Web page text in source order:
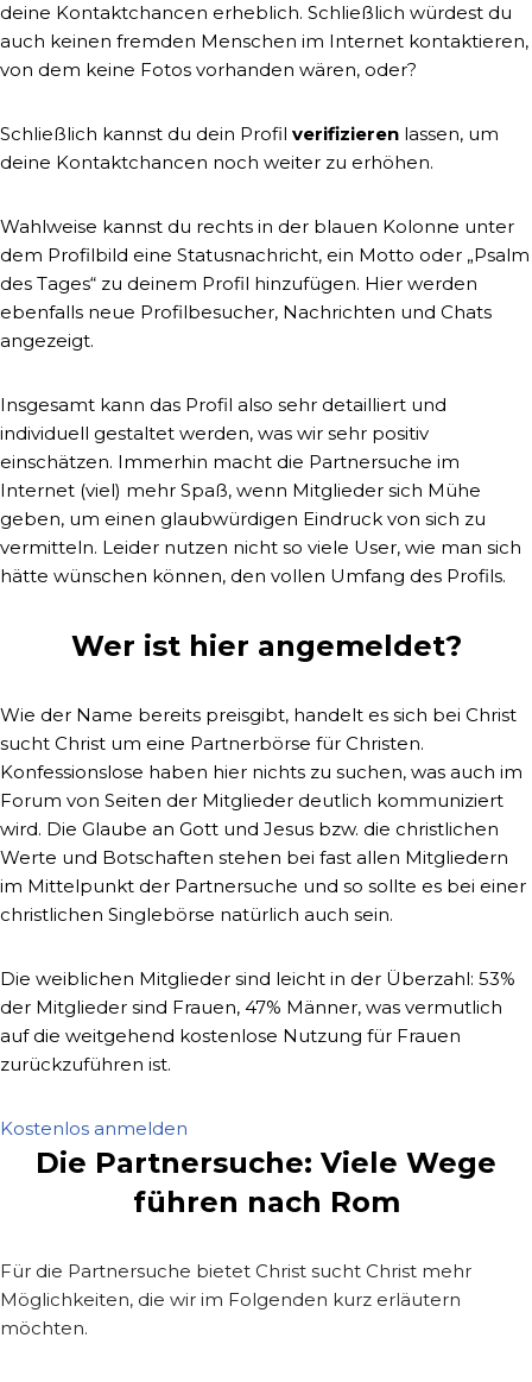
deine Kontaktchancen erheblich. Schließlich würdest du
auch keinen fremden Menschen im Internet kontaktieren,
von dem keine Fotos vorhanden wären, oder?
Schließlich kannst du dein Profil verifizieren lassen, um
deine Kontaktchancen noch weiter zu erhöhen.
Wahlweise kannst du rechts in der blauen Kolonne unter
dem Profilbild eine Statusnachricht, ein Motto oder „Psalm
des Tages“ zu deinem Profil hinzufügen. Hier werden
ebenfalls neue Profilbesucher, Nachrichten und Chats
angezeigt.
Insgesamt kann das Profil also sehr detailliert und
individuell gestaltet werden, was wir sehr positiv
einschätzen. Immerhin macht die Partnersuche im
Internet (viel) mehr Spaß, wenn Mitglieder sich Mühe
geben, um einen glaubwürdigen Eindruck von sich zu
vermitteln. Leider nutzen nicht so viele User, wie man sich
hätte wünschen können, den vollen Umfang des Profils.
Wer ist hier angemeldet?
Wie der Name bereits preisgibt, handelt es sich bei Christ
sucht Christ um eine Partnerbörse für Christen.
Konfessionslose haben hier nichts zu suchen, was auch im
Forum von Seiten der Mitglieder deutlich kommuniziert
wird. Die Glaube an Gott und Jesus bzw. die christlichen
Werte und Botschaften stehen bei fast allen Mitgliedern
im Mittelpunkt der Partnersuche und so sollte es bei einer
christlichen Singlebörse natürlich auch sein.
Die weiblichen Mitglieder sind leicht in der Überzahl: 53%
der Mitglieder sind Frauen, 47% Männer, was vermutlich
auf die weitgehend kostenlose Nutzung für Frauen
zurückzuführen ist.
Kostenlos anmelden
Die Partnersuche: Viele Wege
führen nach Rom
Für die Partnersuche bietet Christ sucht Christ mehr
Möglichkeiten, die wir im Folgenden kurz erläutern
möchten.